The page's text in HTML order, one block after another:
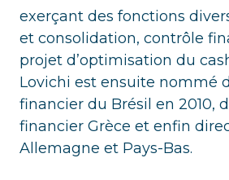
exerçant des fonctions
et consolidation, contrôle
projet d’optimisation du
Lovichi est ensuite nommé
financier du Brésil en 2010,
financier Grèce et enfin
Allemagne et Pays-Bas.